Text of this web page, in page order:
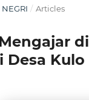
/ Articles
di
Desa Kulo